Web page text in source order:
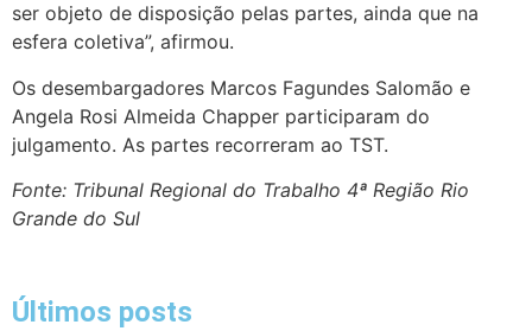
ser objeto de disposição pelas partes, ainda que na
esfera coletiva”, afirmou.
Os desembargadores Marcos Fagundes Salomão e
Angela Rosi Almeida Chapper participaram do
julgamento. As partes recorreram ao TST.
Fonte: Tribunal Regional do Trabalho 4ª Região Rio
Grande do Sul
Últimos posts